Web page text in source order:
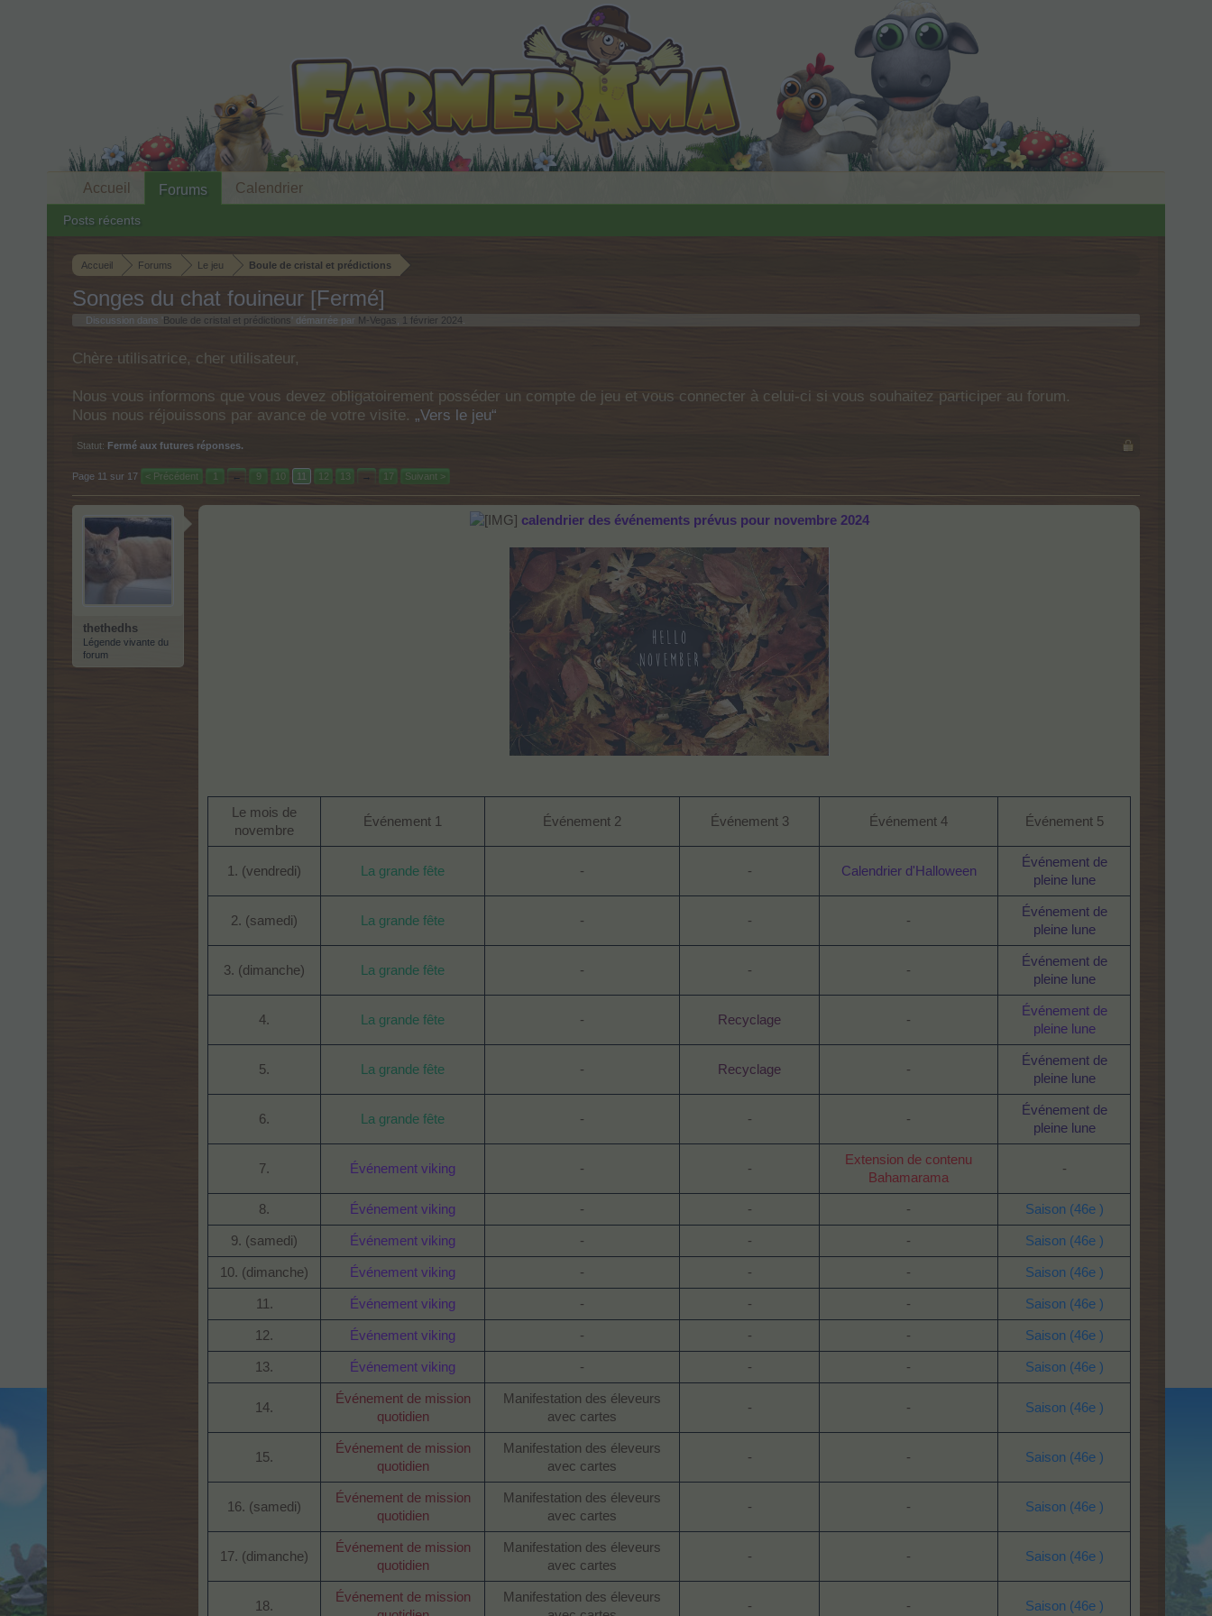
Accueil Forums Le jeu Boule de cristal et prédictions
Songes du chat fouineur [Fermé]
Discussion dans ' Boule de cristal et prédictions ' démarrée par M-Vegas 1 février 2024
Chère utilisatrice, cher utilisateur,
Nous vous informons que vous devez obligatoirement posséder un compte de jeu et vous connecter à celui-ci si vous souhaitez participer au forum.
Nous nous réjouissons par avance de votre visite. „Vers le jeu“
Statut: Fermé aux futures réponses.
Page 11 sur 17 < Précédent 1 ← 9 10 11 12 13 → 17 Suivant >
thethedhs
Légende vivante du
forum
calendrier des événements prévus pour novembre 2024
Le mois de
novembre
Événement 1 Événement 2 Événement 3 Événement 4 Événement 5
1. (vendredi) La grande fête - - Calendrier d'Halloween
Événement de
pleine lune
2. (samedi) La grande fête - - -
Événement de
pleine lune
3. (dimanche) La grande fête - - -
Événement de
pleine lune
4. La grande fête - Recyclage -
Événement de
pleine lune
5. La grande fête - Recyclage -
Événement de
pleine lune
6. La grande fête - - -
Événement de
pleine lune
7. Événement viking - -
Extension de contenu
Bahamarama
-
8. Événement viking - - - Saison (46e )
9. (samedi) Événement viking - - - Saison (46e )
10. (dimanche) Événement viking - - - Saison (46e )
11. Événement viking - - - Saison (46e )
12. Événement viking - - - Saison (46e )
13. Événement viking - - - Saison (46e )
14.
Événement de mission
quotidien
Manifestation des éleveurs
avec cartes
- - Saison (46e )
15.
Événement de mission
quotidien
Manifestation des éleveurs
avec cartes
- - Saison (46e )
16. (samedi)
Événement de mission
quotidien
Manifestation des éleveurs
avec cartes
- - Saison (46e )
17. (dimanche)
Événement de mission
quotidien
Manifestation des éleveurs
avec cartes
- - Saison (46e )
18.
Événement de mission
Manifestation des éleveurs
- - Saison (46e )
Accueil Forums
Posts récents
Calendrier